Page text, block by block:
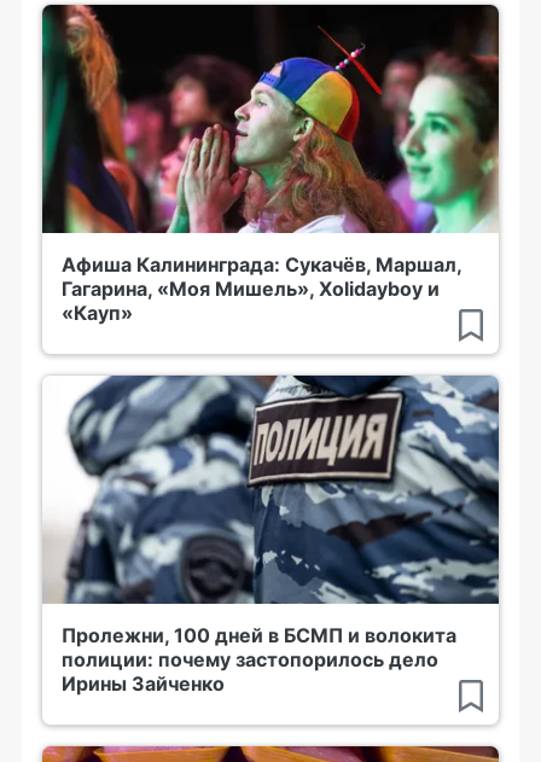
Афиша Калининграда: Сукачёв, Маршал,
Гагарина, «Моя Мишель», Xolidayboy и
«Кауп»
Пролежни, 100 дней в БСМП и волокита
полиции: почему застопорилось дело
Ирины Зайченко